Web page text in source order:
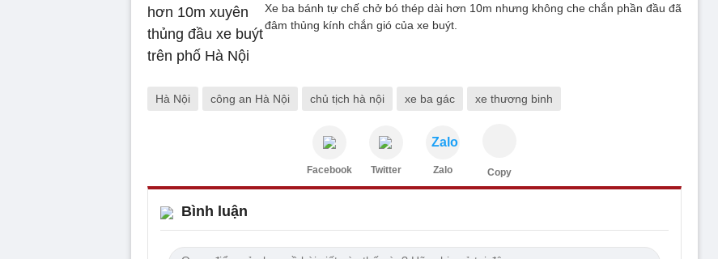
Xe ba bánh tự chế chở bó thép dài hơn 10m nhưng không che chắn phần đầu đã
đâm thủng kính chắn gió của xe buýt.
Hà Nội công an Hà Nội chủ tịch hà nội xe ba gác xe thương binh
Facebook Twitter
Zalo
Zalo Copy
Bình luận